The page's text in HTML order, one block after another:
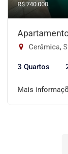
R$ 740.000
Cerâmica,
3 Quartos
Mais